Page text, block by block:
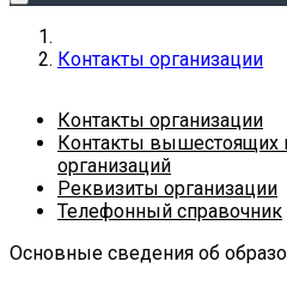
Контакты организации
Контакты организации
Контакты вышестоящих
организаций
Реквизиты организации
Телефонный справочник
Основные сведения об